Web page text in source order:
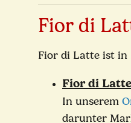
Fior di
Fior di Latte ist in
Fior di
In unserem
darunter